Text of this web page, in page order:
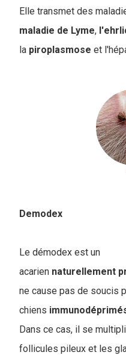
Elle transmet des
maladie de Lyme,
la piroplasmose et
Demodex
Le démodex est un
acarien naturellement
ne cause pas de soucis
chiens
Dans ce cas, il se
follicules pileux et les